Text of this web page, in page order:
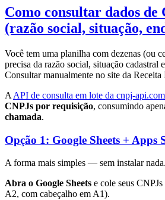
Como consultar dados de
(razão social, situação,
Você tem uma planilha com dezenas (ou
precisa da razão social, situação cadastral
Consultar manualmente no site da
A API de consulta em lote da cnpj-api.com
CNPJs por requisição, consumindo
chamada.
Opção 1: Google Sheets + Apps
A forma mais simples — sem instalar nada.
Abra o Google Sheets e cole seus
A2, com cabeçalho em A1).